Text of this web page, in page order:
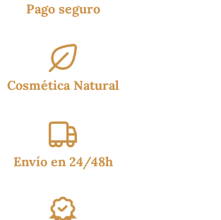
Pago seguro
Cosmética Natural
Envío en 24/48h